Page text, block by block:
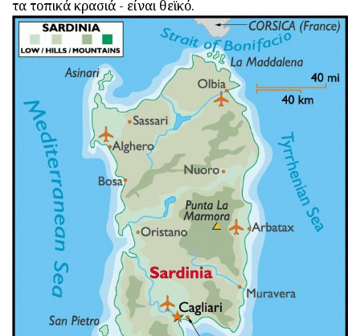
τα τοπικά κρασιά - είναι θεϊκό.